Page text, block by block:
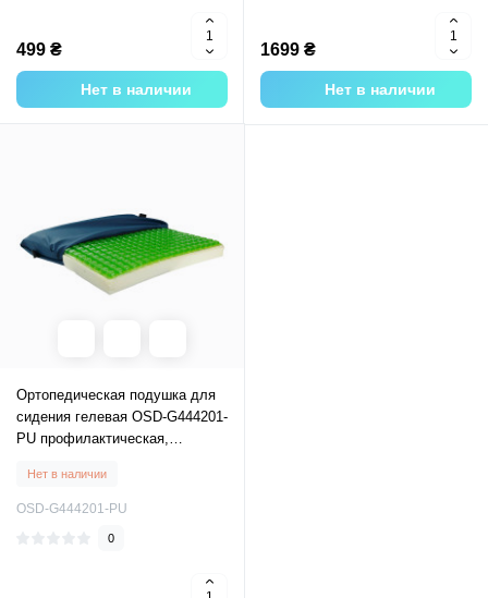
499 ₴
Нет в наличии
1699 ₴
Нет в наличии
Ортопедическая подушка для
сидения гелевая OSD-G444201-
PU профилактическая,
ягодицы
Нет в наличии
OSD-G444201-PU
0